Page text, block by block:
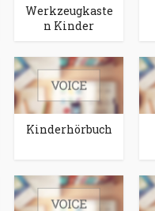
Werkzeugkaste
n Kinder
Kinderhörbuch